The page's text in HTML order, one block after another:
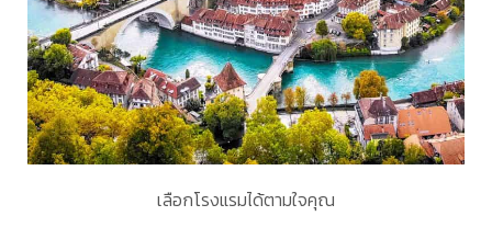
เลือกโรงแรมได้ตามใจคุณ